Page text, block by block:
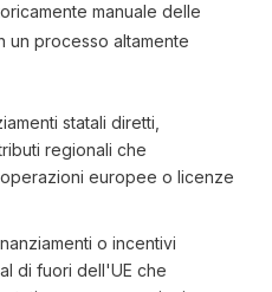
manuale delle
un processo altamente
statali diretti,
regionali che
europee o licenze
o incentivi
di fuori dell'UE che